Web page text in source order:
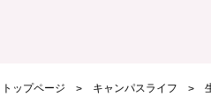
トップページ キャンパスライフ